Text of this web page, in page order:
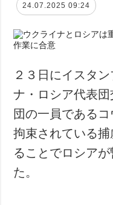
政治
経済・復興
防衛
社会・文化
スポーツ
犯罪
事故・緊急事態
追加
24.07.2025 09:24
２３日にイスタ
ナ・ロシア代表
団の一員である
拘束されている
ることでロシア
た。